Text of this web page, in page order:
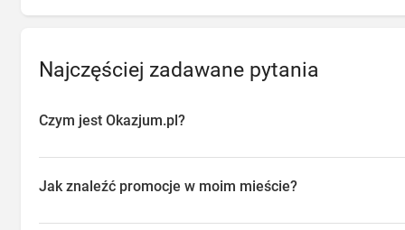
Najczęściej zadawane pytania
Czym jest Okazjum.pl?
przeglądać aktualne promocje w sklepach w Twojej okolicy,
Jak znaleźć promocje w moim mieście?